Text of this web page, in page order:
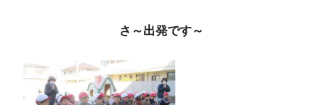
さ～出発です～